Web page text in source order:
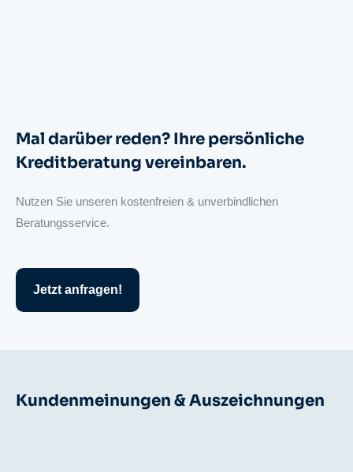
Mal darüber reden? Ihre persönliche
Kreditberatung vereinbaren.
Nutzen Sie unseren kostenfreien & unverbindlichen
Beratungsservice.
Jetzt anfragen!
Kundenmeinungen & Auszeichnungen